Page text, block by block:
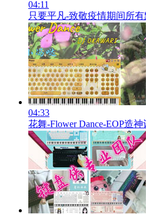
04:11
只要平凡-致敬疫情期间所有
04:33
花舞-Flower Dance-EOP造